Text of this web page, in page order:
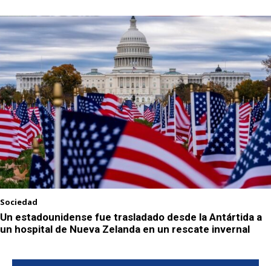
Sociedad
Un estadounidense fue trasladado desde la Antártida a
un hospital de Nueva Zelanda en un rescate invernal